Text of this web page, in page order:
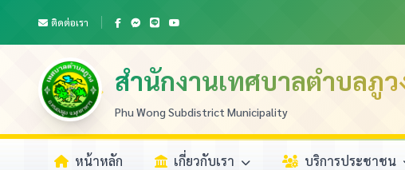
ติดต่อเรา
สำนักงานเทศบาลตำบลภูว
Phu Wong Subdistrict Municipality
หน้าหลัก เกี่ยวกับเรา บริการประชาชน